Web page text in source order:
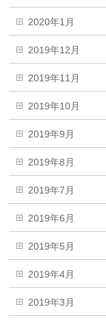
2020年1月
2019年12月
2019年11月
2019年10月
2019年9月
2019年8月
2019年7月
2019年6月
2019年5月
2019年4月
2019年3月